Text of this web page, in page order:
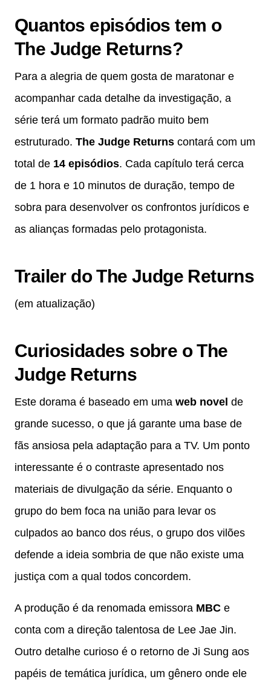
Quantos episódios tem o
The Judge Returns?
Para a alegria de quem gosta de maratonar e
acompanhar cada detalhe da investigação, a
série terá um formato padrão muito bem
estruturado. The Judge Returns contará com um
total de 14 episódios. Cada capítulo terá cerca
de 1 hora e 10 minutos de duração, tempo de
sobra para desenvolver os confrontos jurídicos e
as alianças formadas pelo protagonista.
Trailer do The Judge Returns
(em atualização)
Curiosidades sobre o The
Judge Returns
Este dorama é baseado em uma web novel de
grande sucesso, o que já garante uma base de
fãs ansiosa pela adaptação para a TV. Um ponto
interessante é o contraste apresentado nos
materiais de divulgação da série. Enquanto o
grupo do bem foca na união para levar os
culpados ao banco dos réus, o grupo dos vilões
defende a ideia sombria de que não existe uma
justiça com a qual todos concordem.
A produção é da renomada emissora MBC e
conta com a direção talentosa de Lee Jae Jin.
Outro detalhe curioso é o retorno de Ji Sung aos
papéis de temática jurídica, um gênero onde ele